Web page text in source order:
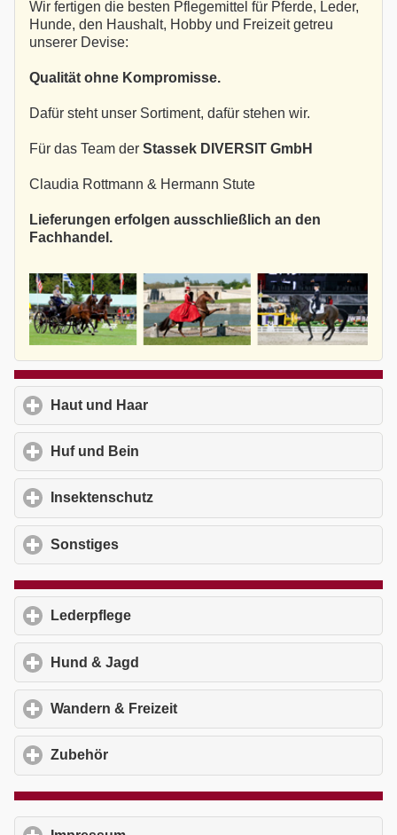
Wir fertigen die besten Pflegemittel für Pferde, Leder,
Hunde, den Haushalt, Hobby und Freizeit getreu
unserer Devise:
Qualität ohne Kompromisse.
Dafür steht unser Sortiment, dafür stehen wir.
Für das Team der Stassek DIVERSIT GmbH
Claudia Rottmann & Hermann Stute
Lieferungen erfolgen ausschließlich an den
Fachhandel.
Haut und Haar
Huf und Bein
Insektenschutz
Sonstiges
Lederpflege
Hund & Jagd
Wandern & Freizeit
Zubehör